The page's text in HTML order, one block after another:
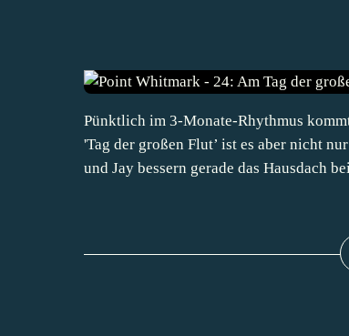
Pünktlich im 3-Monate-Rhythmus
'Tag der großen Flut’ ist es aber nicht
und Jay bessern gerade das Hausdach